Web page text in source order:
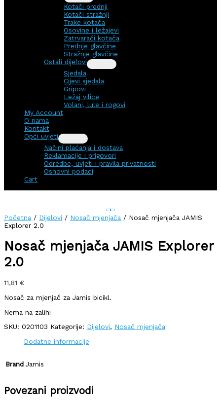
Kotači prednji
Kotači stražnji
Trake kotača
Osovine i ležajevi
Zatrvarači kotača
Prednje glavčine
Stražnje glavčine
Ostali dijelovi
Sjedala
Cijevi sjedala
Gripovi
Ležaj vilice
Volani, lule i rogovi
My Account
O nama
Kontakt
Opći uvjeti
Načini plaćanja i dostava
Reklamacije i prigovori
Odredbe, uvjeti i pravila privatnosti
Osnovni podaci
Cart
Početna / Dijelovi / Nosač mjenjača / Nosač mjenjača JAMIS
Explorer 2.0
Nosač mjenjača JAMIS Explorer
2.0
11,81 €
Nosač za mjenjač za Jamis bicikl.
Nema na zalihi
SKU: 0201103 Kategorije: Dijelovi, Nosač mjenjača
Dodatne informacije
Brand Jamis
Povezani proizvodi